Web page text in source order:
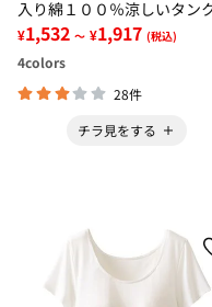
入り綿１００％涼しいタン
ップ＜さらりラボ＞
¥1,532 ～ ¥1,917 (税込)
4colors
28件
チラ見をする